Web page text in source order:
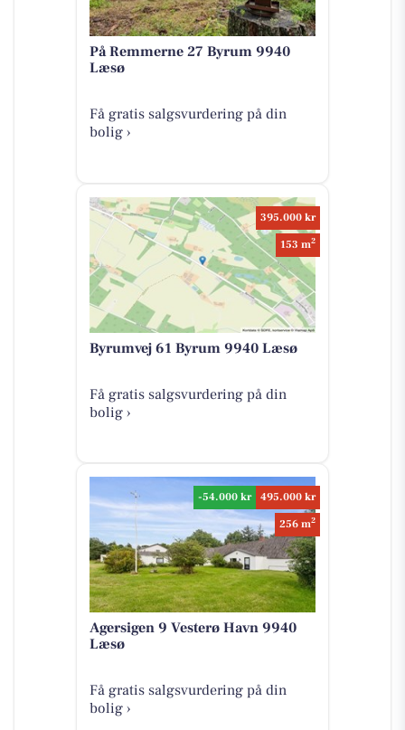
På Remmerne 27 Byrum 9940
Læsø
Få gratis salgsvurdering på din
bolig ›
395.000 kr
153 m2
Byrumvej 61 Byrum 9940 Læsø
Få gratis salgsvurdering på din
bolig ›
-54.000 kr
495.000 kr
256 m2
Agersigen 9 Vesterø Havn 9940
Læsø
Få gratis salgsvurdering på din
bolig ›